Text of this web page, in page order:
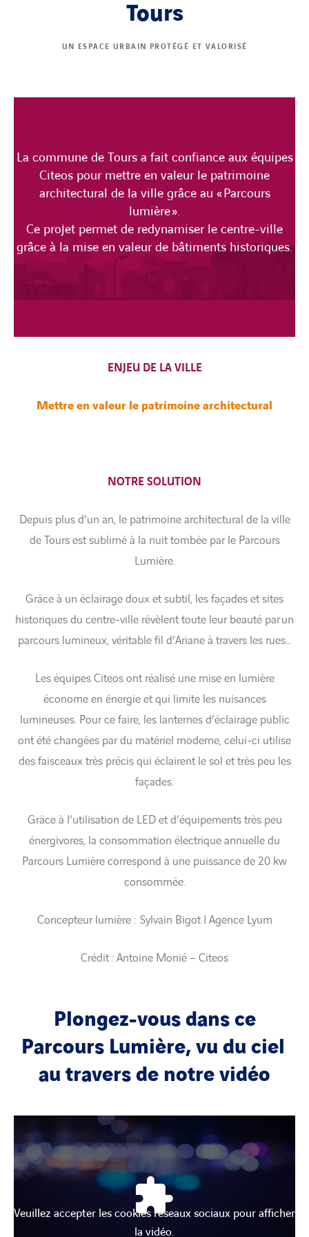
Tours
UN ESPACE URBAIN PROTÉGÉ ET VALORISÉ
La commune de Tours a fait confiance aux équipes
Citeos pour mettre en valeur le patrimoine
architectural de la ville grâce au « Parcours
lumière ».
Ce projet permet de redynamiser le centre-ville
grâce à la mise en valeur de bâtiments historiques.
ENJEU DE LA VILLE
Mettre en valeur le patrimoine architectural
NOTRE SOLUTION
Depuis plus d’un an, le patrimoine architectural de la ville
de Tours est sublimé à la nuit tombée par le Parcours
Lumière.
Grâce à un éclairage doux et subtil, les façades et sites
historiques du centre-ville révèlent toute leur beauté par un
parcours lumineux, véritable fil d’Ariane à travers les rues…
Les équipes Citeos ont réalisé une mise en lumière
économe en énergie et qui limite les nuisances
lumineuses. Pour ce faire, les lanternes d’éclairage public
ont été changées par du matériel moderne, celui-ci utilise
des faisceaux très précis qui éclairent le sol et très peu les
façades.
Grâce à l’utilisation de LED et d’équipements très peu
énergivores, la consommation électrique annuelle du
Parcours Lumière correspond à une puissance de 20 kw
consommée.
Concepteur lumière : Sylvain Bigot I Agence Lyum
Crédit : Antoine Monié – Citeos
Plongez-vous dans ce
Parcours Lumière, vu du ciel
au travers de notre vidéo
Veuillez accepter les cookies réseaux sociaux pour afficher
la vidéo.